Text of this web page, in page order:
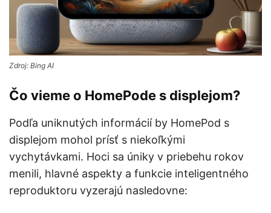
Zdroj: Bing AI
Čo vieme o HomePode s displejom?
Podľa uniknutých informácií by HomePod s
displejom mohol prísť s niekoľkými
vychytávkami. Hoci sa úniky v priebehu rokov
menili, hlavné aspekty a funkcie inteligentného
reproduktoru vyzerajú nasledovne: